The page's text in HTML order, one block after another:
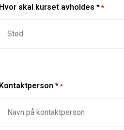
Hvor skal kurset avholdes * *
Kontaktperson * *